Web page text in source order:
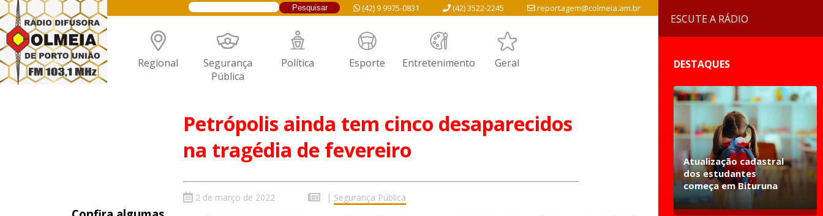
reportagem@colmeia.am.br
(42) 3522-2245
(42) 9 9975-0831
Regional Segurança
Pública
Política Esporte Entretenimento Geral
Petrópolis ainda tem cinco desaparecidos
na tragédia de fevereiro
2 de março de 2022 | Segurança Pública
ESCUTE A RÁDIO
DESTAQUES
Atualização cadastral
dos estudantes
começa em Bituruna